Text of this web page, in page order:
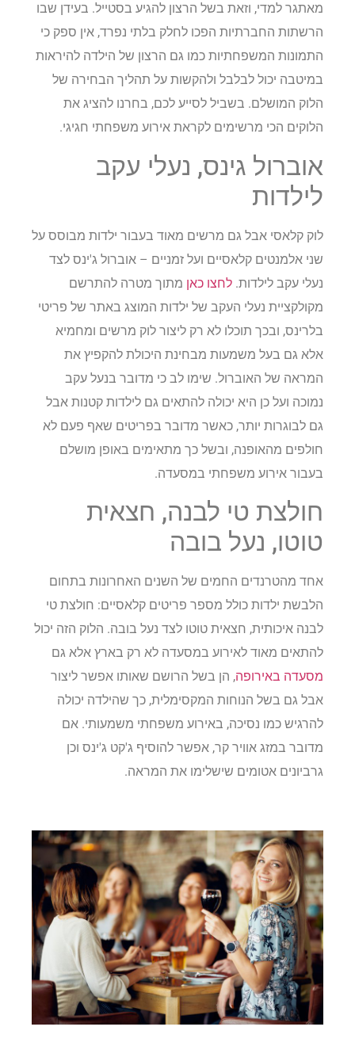
מאתגר למדי, וזאת בשל הרצון להגיע בסטייל. בעידן שבו
הרשתות החברתיות הפכו לחלק בלתי נפרד, אין ספק כי
התמונות המשפחתיות כמו גם הרצון של הילדה להיראות
במיטבה יכול לבלבל ולהקשות על תהליך הבחירה של
הלוק המושלם. בשביל לסייע לכם, בחרנו להציג את
הלוקים הכי מרשימים לקראת אירוע משפחתי חגיגי.
אוברול גינס, נעלי עקב
לילדות
לוק קלאסי אבל גם מרשים מאוד בעבור ילדות מבוסס על
שני אלמנטים קלאסיים ועל זמניים – אוברול ג'ינס לצד
נעלי עקב לילדות.לחצו כאןמתוך מטרה להתרשם
מקולקציית נעלי העקב של ילדות המוצג באתר של פריטי
בלרינס, ובכך תוכלו לא רק ליצור לוק מרשים ומחמיא
אלא גם בעל משמעות מבחינת היכולת להקפיץ את
המראה של האוברול. שימו לב כי מדובר בנעל עקב
נמוכה ועל כן היא יכולה להתאים גם לילדות קטנות אבל
גם לבוגרות יותר, כאשר מדובר בפריטים שאף פעם לא
חולפים מהאופנה, ובשל כך מתאימים באופן מושלם
בעבור אירוע משפחתי במסעדה.
חולצת טי לבנה, חצאית
טוטו, נעל בובה
אחד מהטרנדים החמים של השנים האחרונות בתחום
הלבשת ילדות כולל מספר פריטים קלאסיים: חולצת טי
לבנה איכותית, חצאית טוטו לצד נעל בובה. הלוק הזה יכול
להתאים מאוד לאירוע במסעדה לא רק בארץ אלא גם
מסעדה באירופה, הן בשל הרושם שאותו אפשר ליצור
אבל גם בשל הנוחות המקסימלית, כך שהילדה יכולה
להרגיש כמו נסיכה, באירוע משפחתי משמעותי. אם
מדובר במזג אוויר קר, אפשר להוסיף ג'קט ג'ינס וכן
גרביונים אטומים שישלימו את המראה.